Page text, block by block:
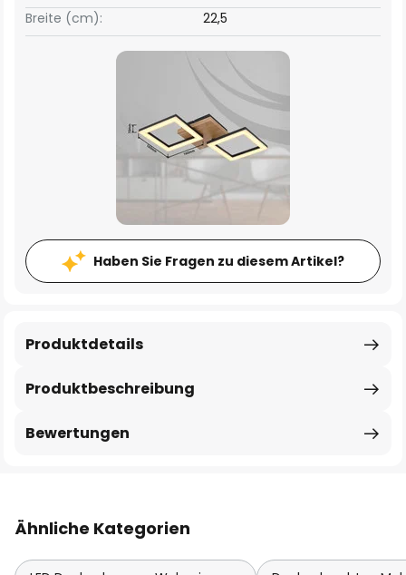
Breite (cm): 22,5
Haben Sie Fragen zu diesem Artikel?
Produktbeschreibung
Produktdetails
Bewertungen
Ähnliche Kategorien